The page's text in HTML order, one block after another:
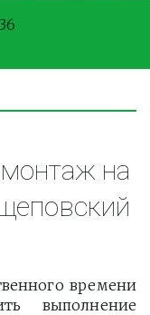
на
времени
выполнение